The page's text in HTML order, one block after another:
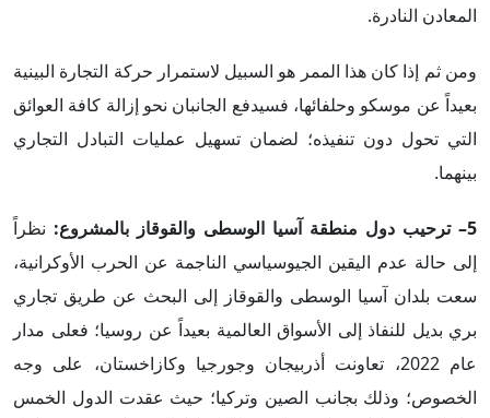
المعادن النادرة.
ومن ثم إذا كان هذا الممر هو السبيل لاستمرار حركة التجارة البينية
بعيداً عن موسكو وحلفائها، فسيدفع الجانبان نحو إزالة كافة العوائق
التي تحول دون تنفيذه؛ لضمان تسهيل عمليات التبادل التجاري
بينهما.
5– ترحيب دول منطقة آسيا الوسطى والقوقاز بالمشروع:
نظراً
إلى حالة عدم اليقين الجيوسياسي الناجمة عن الحرب الأوكرانية،
سعت بلدان آسيا الوسطى والقوقاز إلى البحث عن طريق تجاري
بري بديل للنفاذ إلى الأسواق العالمية بعيداً عن روسيا؛ فعلى مدار
عام 2022، تعاونت أذربيجان وجورجيا وكازاخستان، على وجه
الخصوص؛ وذلك بجانب الصين وتركيا؛ حيث عقدت الدول الخمس